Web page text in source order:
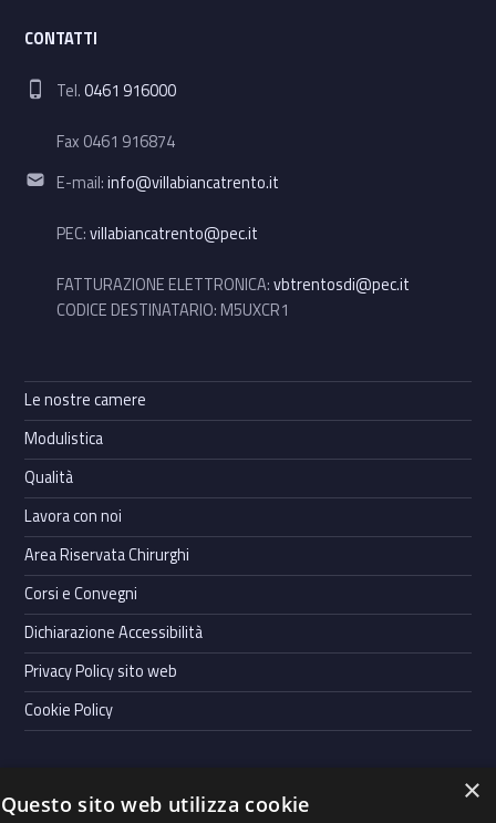
CONTATTI
Phone number:
Tel.0461 916000
Fax 0461 916874
Email address:
E-mail:info@villabiancatrento.it
PEC:villabiancatrento@pec.it
FATTURAZIONE ELETTRONICA:vbtrentosdi@pec.it
CODICE DESTINATARIO: M5UXCR1
Le nostre camere
Modulistica
Qualità
Lavora con noi
Area Riservata Chirurghi
Corsi e Convegni
Dichiarazione Accessibilità
Privacy Policy sito web
Cookie Policy
×
Questo sito web utilizza cookie